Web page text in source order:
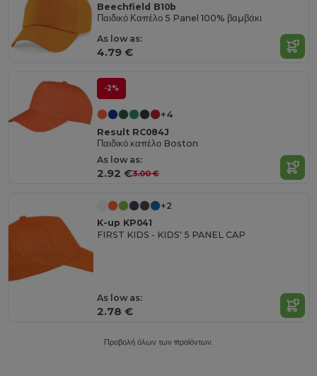
Beechfield B10b
Παιδικό Καπέλο 5 Panel 100% βαμβάκι
As low as:
4.79 €
-2%
+4
Result RC084J
Παιδικό καπέλο Boston
As low as:
2.92 €3.00 €
+2
K-up KP041
FIRST KIDS - KIDS' 5 PANEL CAP
As low as:
2.78 €
Προβολή όλων των προϊόντων.